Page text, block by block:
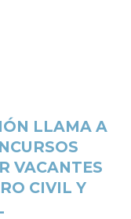
LLAMA A
VACANTES
CIVIL Y